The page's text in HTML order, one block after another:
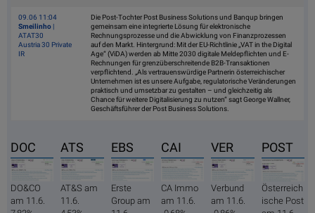
09.06 11:04
Smeilinho |
ATAT30
Austria 30 Private
IR
Die Post-Tochter Post Business Solutions und Banqup bringen
gemeinsam eine integrierte Lösung für elektronische
Rechnungsprozesse und die Abwicklung von Finanzprozessen
auf den Markt. Hintergrund: Mit der EU-Richtlinie „VAT in the Digital
Age“ (ViDA) werden ab Mitte 2030 digitale Meldepflichten und E-
Rechnungen für grenzüberschreitende B2B-Transaktionen
verpflichtend. „Als vertrauenswürdige Partnerin österreichischer
Unternehmen ist es unsere Aufgabe, regulatorische Veränderungen
praktisch und umsetzbar zu gestalten – und gleichzeitig als
Chance für weitere Digitalisierung zu nutzen“ sagt George Wallner,
Geschäftsführer der Post Business Solutions.
DOC
DO&CO
am 11.6.
ATS
AT&S am
11.6.
EBS
Erste
Group am
CAI
CA Immo
am 11.6.
VER
Verbund
am 11.6.
POST
Österreich
ische Post